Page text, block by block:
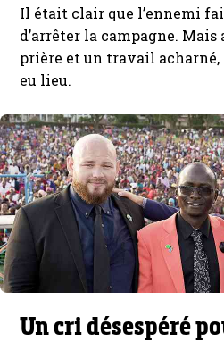
Il était clair que l’ennemi
d’arrêter la campagne. Mais
prière et un travail acharné,
eu lieu.
Un cri désespéré